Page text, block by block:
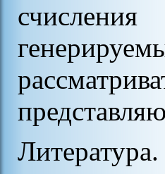
Литература.